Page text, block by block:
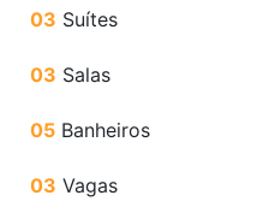
03 Suítes
03 Salas
05 Banheiros
03 Vagas